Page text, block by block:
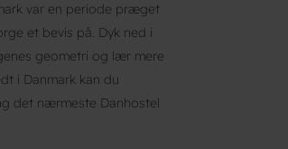
var en periode præget
et bevis på. Dyk ned i
geometri og lær mere
i Danmark kan du
det nærmeste Danhostel